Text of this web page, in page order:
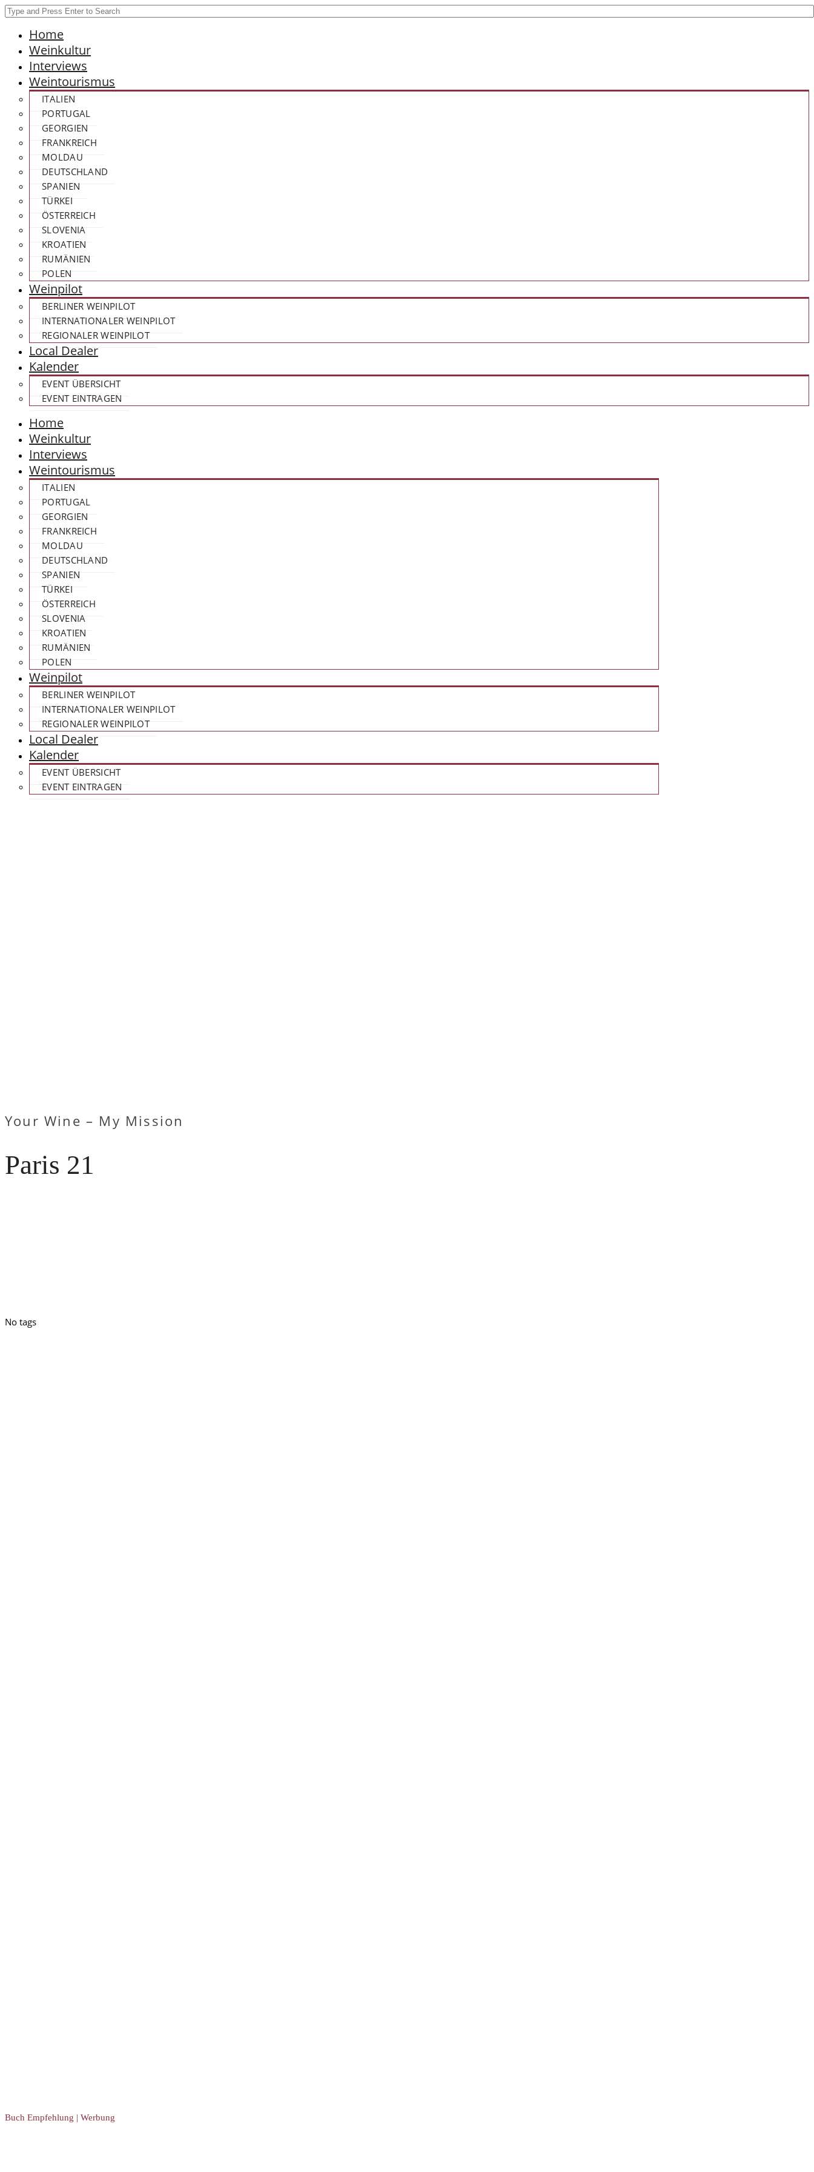
Home
Weinkultur
Interviews
Weintourismus
ITALIEN
PORTUGAL
GEORGIEN
FRANKREICH
MOLDAU
DEUTSCHLAND
SPANIEN
TÜRKEI
ÖSTERREICH
SLOVENIA
KROATIEN
RUMÄNIEN
POLEN
Weinpilot
BERLINER WEINPILOT
INTERNATIONALER WEINPILOT
REGIONALER WEINPILOT
Local Dealer
Kalender
EVENT ÜBERSICHT
EVENT EINTRAGEN
Home
Weinkultur
Interviews
Weintourismus
ITALIEN
PORTUGAL
GEORGIEN
FRANKREICH
MOLDAU
DEUTSCHLAND
SPANIEN
TÜRKEI
ÖSTERREICH
SLOVENIA
KROATIEN
RUMÄNIEN
POLEN
Weinpilot
BERLINER WEINPILOT
INTERNATIONALER WEINPILOT
REGIONALER WEINPILOT
Local Dealer
Kalender
EVENT ÜBERSICHT
EVENT EINTRAGEN
Your Wine – My Mission
Paris 21
No tags
Buch Empfehlung | Werbung